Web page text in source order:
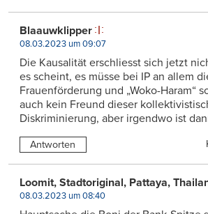
Blaauwklipper
08.03.2023 um 09:07
Die Kausalität erschliesst sich jetzt
es scheint, es müsse bei IP an allem
Frauenförderung und „Woko-Haram“
auch kein Freund dieser
Diskriminierung, aber irgendwo ist
Antworten
Loomit, Stadtoriginal, Pattaya,
08.03.2023 um 08:40